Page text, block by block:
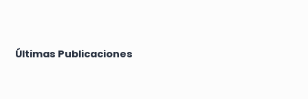
Últimas Publicaciones